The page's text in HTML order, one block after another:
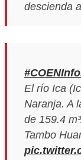
descienda
El río Ica
Naranja. A
de 159.4
Tambo